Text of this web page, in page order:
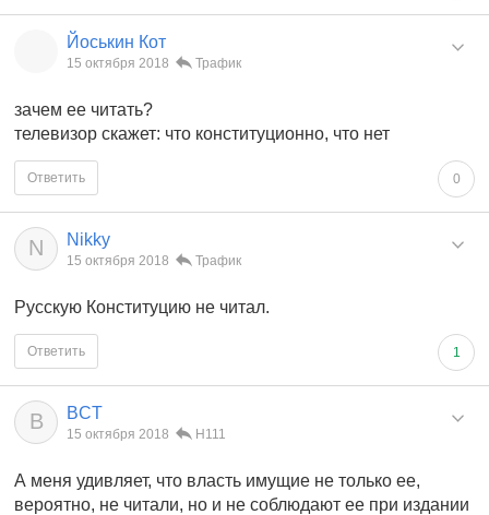
Йоськин Кот
15 октября 2018 Трафик
зачем ее читать?
телевизор скажет: что конституционно, что нет
0
Ответить
N Nikky
15 октября 2018 Трафик
Русскую Конституцию не читал.
1
Ответить
B BCT
15 октября 2018 Н111
А меня удивляет, что власть имущие не только ее,
вероятно, не читали, но и не соблюдают ее при издании